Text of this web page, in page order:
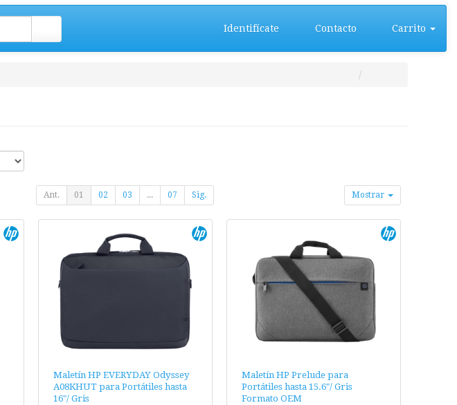
Identifícate Contacto Carrito
Ant. 01 02 03 ... 07 Sig. Mostrar
Maletín HP EVERYDAY Odyssey
A08KHUT para Portátiles hasta
16"/ Gris
Maletín HP Prelude para
Portátiles hasta 15.6"/ Gris
Formato OEM